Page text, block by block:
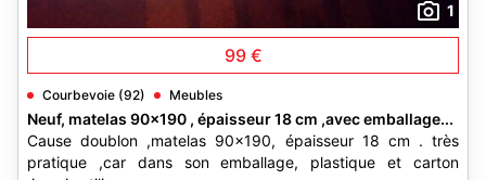
1
99 €
Courbevoie (92) Meubles
Neuf, matelas 90x190 , épaisseur 18 cm ,avec emballage...
Cause doublon ,matelas 90x190, épaisseur 18 cm . très
pratique ,car dans son emballage, plastique et carton